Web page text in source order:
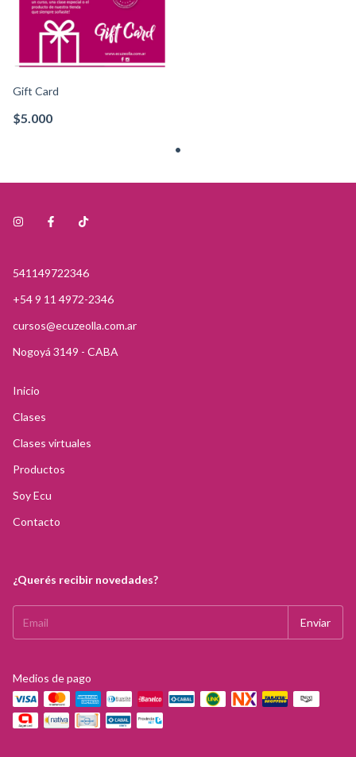
Gift Card
$5.000
541149722346
+54 9 11 4972-2346
cursos@ecuzeolla.com.ar
Nogoyá 3149 - CABA
Inicio
Clases
Clases virtuales
Productos
Soy Ecu
Contacto
¿Querés recibir novedades?
Medios de pago